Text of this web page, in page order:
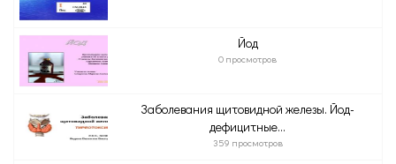
Йод
0 просмотров
Заболевания щитовидной железы. Йод-
дефицитные...
359 просмотров